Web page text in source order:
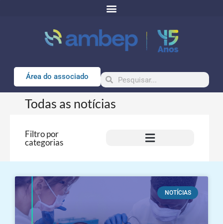
Área do associado
Todas as notícias
Filtro por
categorias
NOTÍCIAS